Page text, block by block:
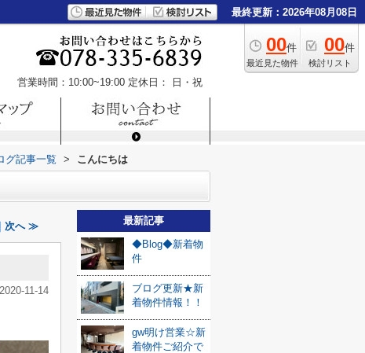
最終更新：2026年08月08日
00件
最近見た物件
00件
検討リスト
営業時間：10:00~19:00 定休日： 日・祝
グ記事一覧 > こんにちは
次へ ≫
2020-11-14
最新記事
◆Blog◆新着物
件
ブログ更新★新
着物件情報！！
gw明け営業☆新
着物件ご紹介で